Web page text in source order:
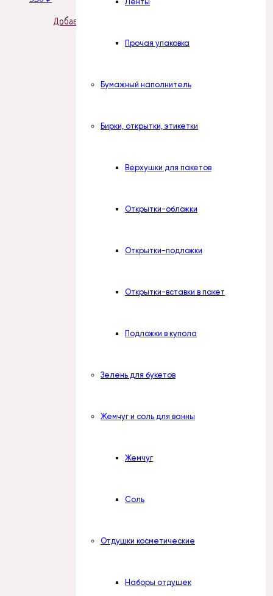
Прочая упаковка
Бумажный наполнитель
Бирки, открытки, этикетки
Верхушки для пакетов
Открытки-обложки
Открытки-подложки
Открытки-вставки в пакет
Подложки в купола
Зелень для букетов
Жемчуг и соль для ванны
Жемчуг
Соль
Отдушки косметические
Наборы отдушек
Добавить в корзину